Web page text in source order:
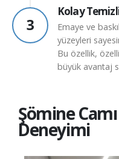
3
Kolay
Emaye ve
yüzeyleri
Bu özellik,
büyük avantaj
Şömine
Deneyimi